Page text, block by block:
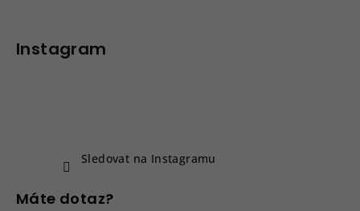
Instagram
Sledovat na Instagramu
Máte dotaz?